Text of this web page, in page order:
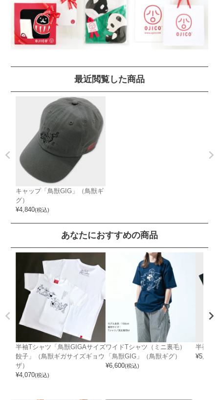
最近閲覧した商品
キャップ「鳥獣GIG」（鳥獣ギ
グ）
¥4,840(税込)
あなたにおすすめの商品
半袖Tシャツ「鳥獣GIGAサイズ
餃子」（鳥獣ギガサイズギョウ
ザ）
¥4,070(税込)
ワイドTシャツ（ミニ裏毛）
「鳥獣GIG」（鳥獣ギグ）
¥6,600(税込)
半袖T
¥5,390